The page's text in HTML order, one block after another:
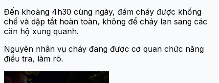
Đến khoảng 4h30 cùng ngày, đám cháy được khống
chế và dập tắt hoàn toàn, không để cháy lan sang các
căn hộ xung quanh.
Nguyên nhân vụ cháy đang được cơ quan chức năng
điều tra, làm rõ.